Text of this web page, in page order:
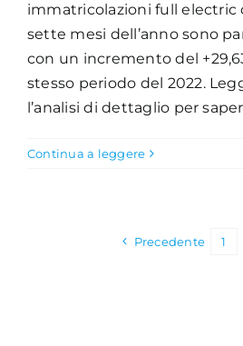
immatricolazioni full electric
sette mesi dell’anno sono
con un incremento del
stesso periodo del 2022.
l’analisi di dettaglio per
Continua a leggere
Precedente 1